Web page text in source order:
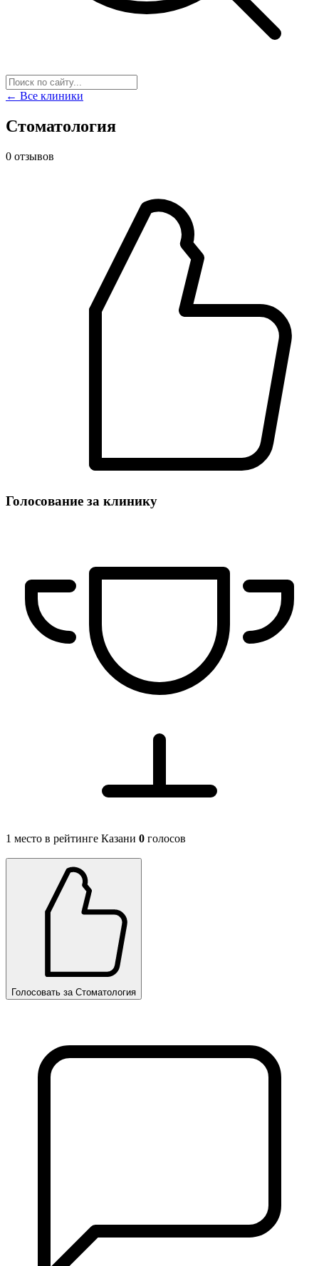
← Все клиники
Стоматология
0 отзывов
Голосование за клинику
1 место в рейтинге Казани 0 голосов
Голосовать за Стоматология